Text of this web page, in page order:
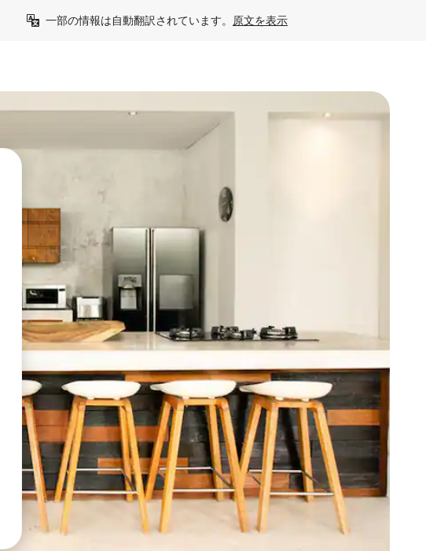
一部の情報は自動翻訳されています。 原文を表示
るか、画面をタッチまたはスワイプして検索結果を確認することができます。